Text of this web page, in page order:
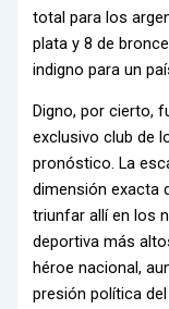
total para los
plata y 8 de
indigno para un
Digno, por cierto,
exclusivo club de
pronóstico. La
dimensión exacta
triunfar allí en los
deportiva más
héroe nacional,
presión política